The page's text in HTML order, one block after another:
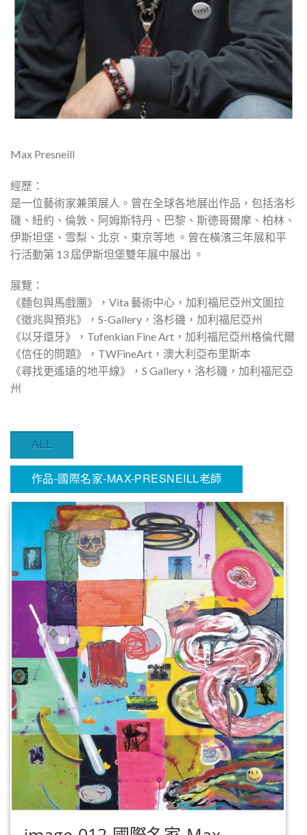
Max Presneill
經歷：
是一位藝術家兼策展人。曾在全球各地展出作品，包括洛杉
磯、紐約、倫敦、阿姆斯特丹、巴黎、斯德哥爾摩、柏林、
伊斯坦堡、雪梨、北京、東京等地 。曾在橫濱三年展和平
行活動第 13 屆伊斯坦堡雙年展中展出 。
展覽：
《麵包與馬戲團》，Vita 藝術中心，加利福尼亞州文圖拉
《徵兆與預兆》，S-Gallery，洛杉磯，加利福尼亞州
《以牙還牙》，Tufenkian Fine Art，加利福尼亞州格倫代爾
《信任的問題》，TWFineArt，澳大利亞布里斯本
《尋找更遙遠的地平線》，S Gallery，洛杉磯，加利福尼亞
州
ALL
作品-國際名家-MAX-PRESNEILL老師